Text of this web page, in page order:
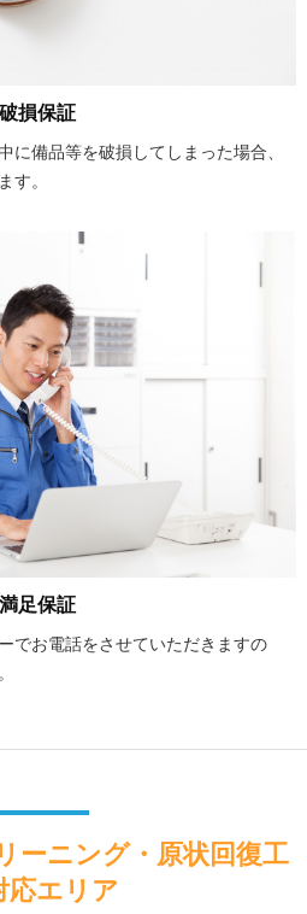
破損保証
備品等を破損してしまった場合、
す。
満足保証
でお電話をさせていただきますの
ーニング・原状回復工
応エリア